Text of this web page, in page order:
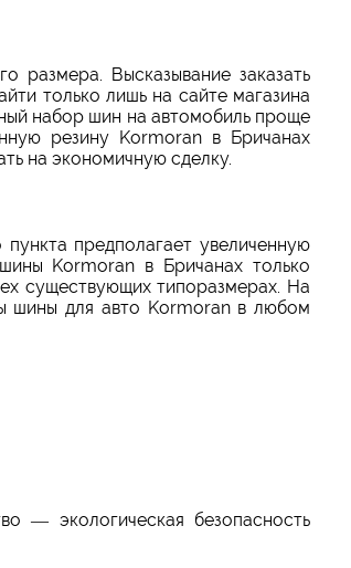
размера. Высказывание заказать
только лишь на сайте магазина
набор шин на автомобиль проще
резину Kormoran в Бричанах
на экономичную сделку.
предполагает увеличенную
Kormoran в Бричанах только
существующих типоразмерах. На
шины для авто Kormoran в любом
— экологическая безопасность